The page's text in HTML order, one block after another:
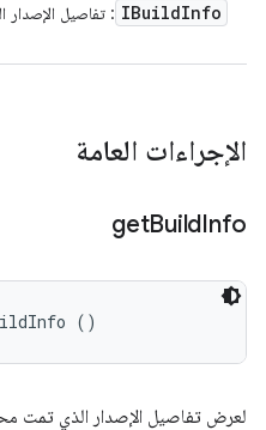
IBuildInfo : تفاصيل الإصدار
الإجراءات العامة
getBuildInfo
()
لعرض تفاصيل الإصدار الذي تمت